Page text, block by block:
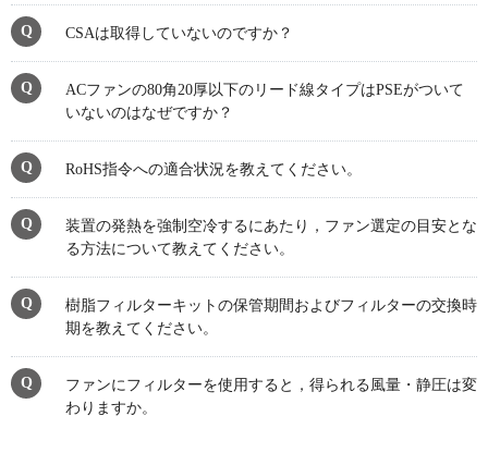
CSAは取得していないのですか？
ACファンの80角20厚以下のリード線タイプはPSEがついて
いないのはなぜですか？
RoHS指令への適合状況を教えてください。
装置の発熱を強制空冷するにあたり，ファン選定の目安とな
る方法について教えてください。
樹脂フィルターキットの保管期間およびフィルターの交換時
期を教えてください。
ファンにフィルターを使用すると，得られる風量・静圧は変
わりますか。